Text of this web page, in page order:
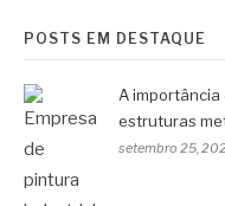
POSTS EM DESTAQUE
A
estruturas
setembro 25,